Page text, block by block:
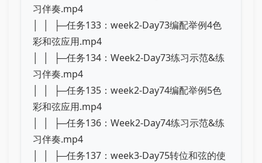
习伴奏.mp4
│ │ ├─任务133：week2-Day73编配举例4色
彩和弦应用.mp4
│ │ ├─任务134：Week2-Day73练习示范&练
习伴奏.mp4
│ │ ├─任务135：week2-Day74编配举例5色
彩和弦应用.mp4
│ │ ├─任务136：Week2-Day74练习示范&练
习伴奏.mp4
│ │ ├─任务137：week3-Day75转位和弦的使